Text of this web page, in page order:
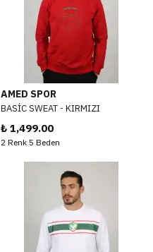
AMED SPOR
BASİC SWEAT - KIRMIZI
₺ 1,499.00
2 Renk 5 Beden